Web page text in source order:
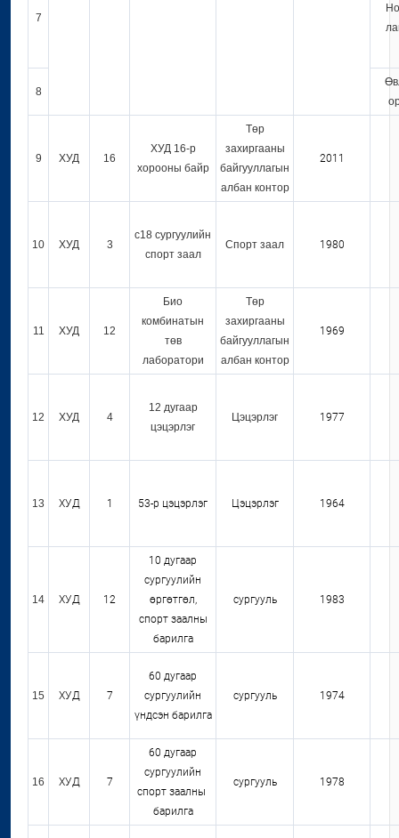
7
8
9 ХУД 16
ХУД 16-р
хорооны байр
Төр
захиргааны
байгууллагын
албан контор
2011
10 ХУД 3
с18 сургуулийн
спорт заал
Спорт заал 1980
11 ХУД 12
Био
комбинатын
төв
лаборатори
Төр
захиргааны
байгууллагын
албан контор
1969
12 ХУД 4
12 дугаар
цэцэрлэг
Цэцэрлэг 1977
13 ХУД 1 53-р цэцэрлэг Цэцэрлэг 1964
14 ХУД 12
10 дугаар
сургуулийн
өргөтгөл,
спорт заалны
барилга
сургууль 1983
15 ХУД 7
60 дугаар
сургуулийн
үндсэн барилга
сургууль 1974
16 ХУД 7
60 дугаар
сургуулийн
спорт заалны
барилга
сургууль 1978